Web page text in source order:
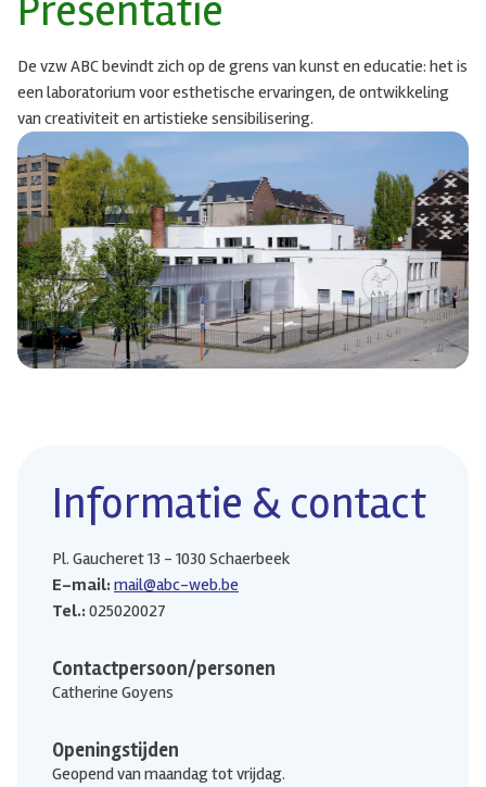
Presentatie
De vzw ABC bevindt zich op de grens van kunst en educatie: het is
een laboratorium voor esthetische ervaringen, de ontwikkeling
van creativiteit en artistieke sensibilisering.
Informatie & contact
Pl. Gaucheret 13 - 1030 Schaerbeek
E-mail: mail@abc-web.be
Tel.: 025020027
Contactpersoon/personen
Catherine Goyens
Openingstijden
Geopend van maandag tot vrijdag.